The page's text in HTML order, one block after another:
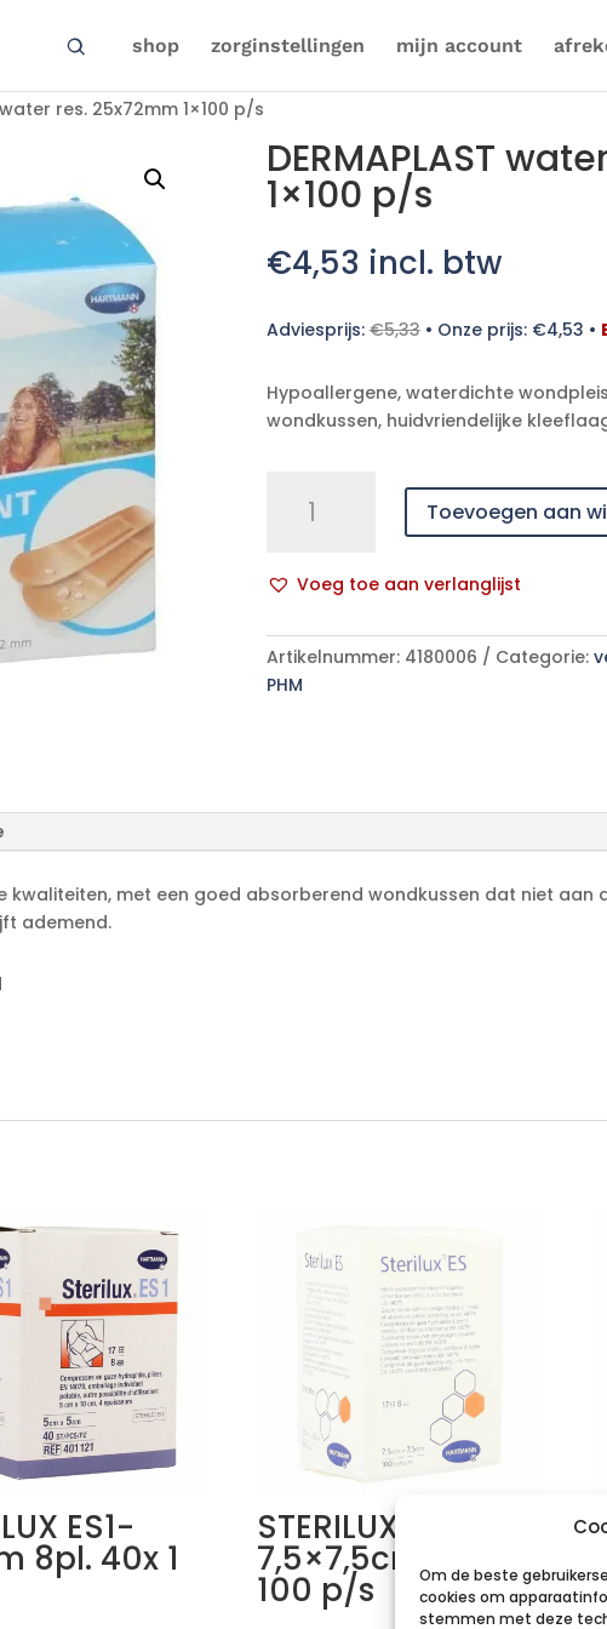
Om de beste
cookies om
stemmen met deze
shop zorginstellingen mijn account
water res. 25x72mm 1×100 p/s
DERMAPLAST
1×100 p/s
€4,53 incl. btw
Adviesprijs:€5,33• Onze prijs: €4,53 •
Hypoallergene, waterdichte
wondkussen, huidvriendelijke
water
1x100
aantal
Toevoegen aan
Voeg toe aan verlanglijst
l
t
e
t
e
Artikelnummer: 4180006 Categorie:
PHM
kwaliteiten, met een goed absorberend wondkussen dat niet aan
ademend.
ES1-
8pl. 40x 1
STERILUX ES
7,5×7,5cm 8l.nst.
100 p/s